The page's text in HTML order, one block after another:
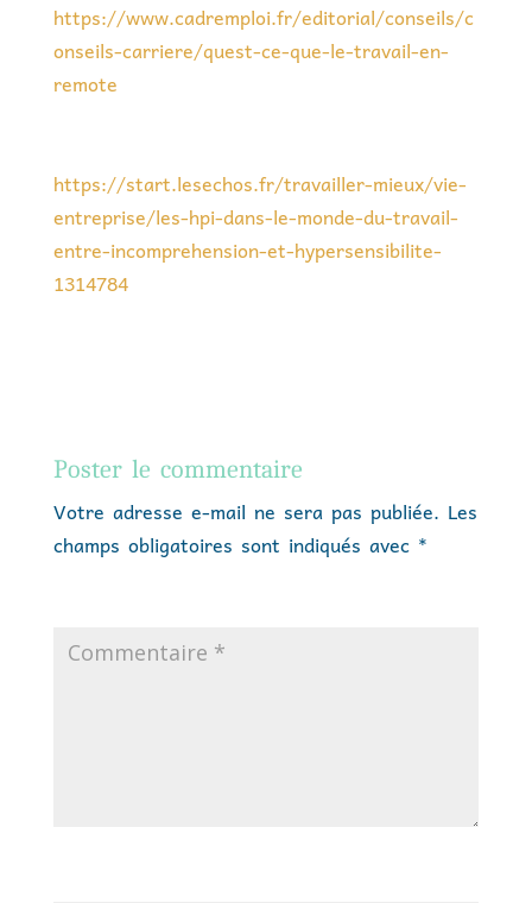
https://www.cadremploi.fr/editorial/conseils/c
onseils-carriere/quest-ce-que-le-travail-en-
remote
https://start.lesechos.fr/travailler-mieux/vie-
entreprise/les-hpi-dans-le-monde-du-travail-
entre-incomprehension-et-hypersensibilite-
1314784
Poster le commentaire
Votre adresse e-mail ne sera pas publiée. Les
champs obligatoires sont indiqués avec *